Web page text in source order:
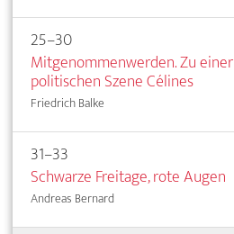
25–30
Mitgenommenwerden. Zu einer
politischen Szene Célines
Friedrich Balke
31–33
Schwarze Freitage, rote Augen
Andreas Bernard